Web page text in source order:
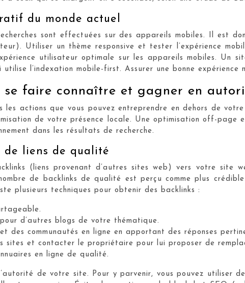
du monde actuel
sont effectuées sur des appareils mobiles. Il est
Utiliser un thème responsive et tester l’expérience
utilisateur optimale sur les appareils mobiles. Un
l’indexation mobile-first. Assurer une bonne
faire connaître et gagner en
actions que vous pouvez entreprendre en dehors de
de votre présence locale. Une optimisation off-
dans les résultats de recherche.
liens de qualité
(liens provenant d’autres sites web) vers votre site
de backlinks de qualité est perçu comme plus
plusieurs techniques pour obtenir des backlinks :
d’autres blogs de votre thématique.
des communautés en ligne en apportant des réponses
sites et contacter le propriétaire pour lui proposer de
en ligne de qualité.
de votre site. Pour y parvenir, vous pouvez utiliser